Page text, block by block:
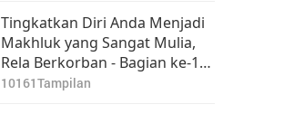
Tingkatkan Diri Anda Menjadi
Makhluk yang Sangat Mulia,
Rela Berkorban - Bagian ke-1
dari 2 seri
10161Tampilan